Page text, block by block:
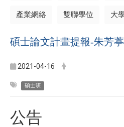
產業網絡 雙聯學位 大
碩士論文計畫提報-朱芳葶
2021-04-16
碩士班
公告